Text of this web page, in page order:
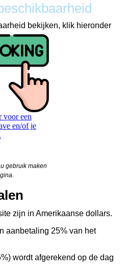
bekijken, klik hieronder
een
en/of je
gebruik maken
zijn in Amerikaanse dollars.
aanbetaling 25% van het
wordt afgerekend op de dag